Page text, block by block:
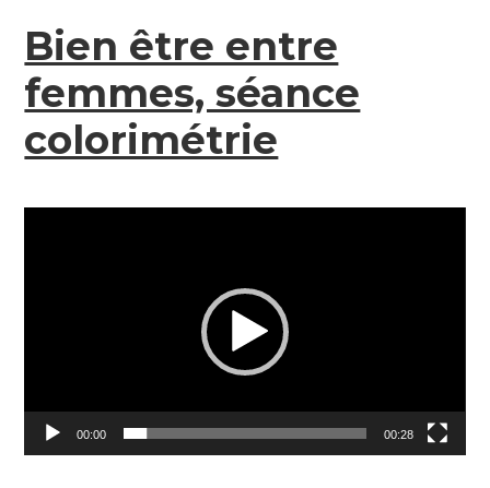
Bien être entre
femmes, séance
colorimétrie
00:00 00:28